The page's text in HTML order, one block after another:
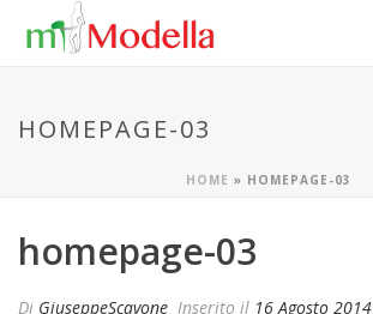
HOMEPAGE-03
HOME » HOMEPAGE-03
homepage-03
Di GiuseppeScavone Inserito il 16 Agosto 2014